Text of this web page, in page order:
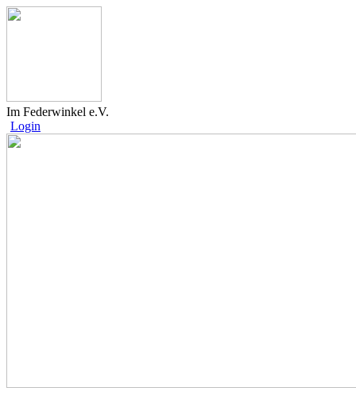
Im Federwinkel e.V.
Login